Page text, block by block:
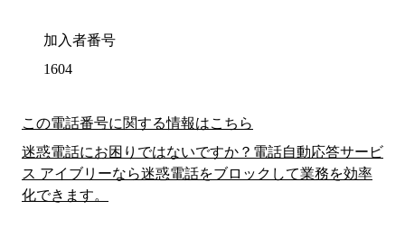
加入者番号
1604
この電話番号に関する情報はこちら
迷惑電話にお困りではないですか？電話自動応答サービ
ス アイブリーなら迷惑電話をブロックして業務を効率
化できます。